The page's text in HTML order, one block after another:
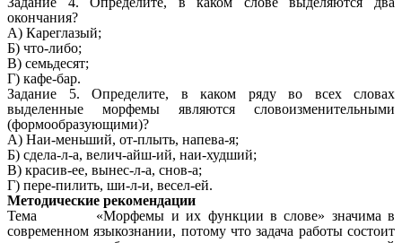
окончания?
А) Кареглазый;
Б) что-либо;
В) семьдесят;
Г) кафе-бар.
Задание 5. Определите, в каком ряду во всех словах
выделенные морфемы являются словоизменительными
(формообразующими)?
А) Наи-меньший, от-плыть, напева-я;
Б) сдела-л-а, велич-айш-ий, наи-худший;
В) красив-ее, вынес-л-а, снов-а;
Г) пере-пилить, ши-л-и, весел-ей.
Методические рекомендации
Тема «Морфемы и их функции в слове» значима в
современном языкознании, потому что задача работы состоит